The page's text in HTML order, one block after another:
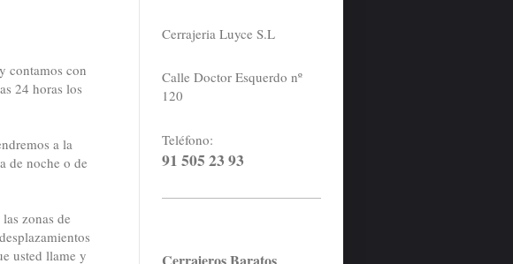
contamos con
24 horas los
a la
de noche o de
zonas de
usted llame y
Cerrajeria Luyce S.L
Calle Doctor Esquerdo nº
120
Teléfono:
91 505 23 93
Cerrajeros Baratos